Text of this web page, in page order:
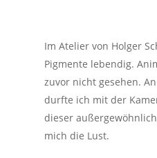
Im Atelier von Holger
Pigmente lebendig.
zuvor nicht gesehen.
durfte ich mit der
dieser
mich die Lust.